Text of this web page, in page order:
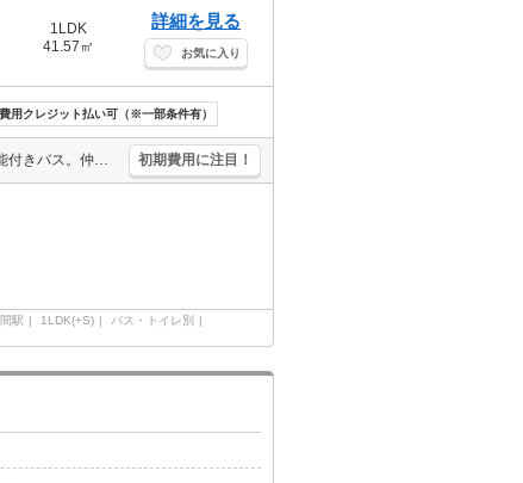
1LDK
41.57㎡
詳細を見る
お気に入り
用クレジット払い可（※一部条件有）
人気の新築。人気の新婚さん向け物件。システムキッチン。追い焚き機能付きバス。仲介手数料家賃の0.55ヵ月分。経済的な都市ガス使用。この物件の鍵がありますので、すぐに内見が出来ます。浴室換気乾燥式。 初期費用に注目！
駅 1LDK(+S)
バス・トイレ別